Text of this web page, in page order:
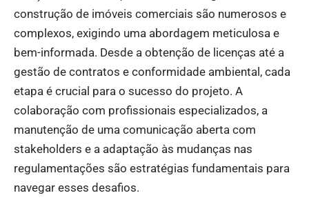
construção de imóveis comerciais são numerosos e
complexos, exigindo uma abordagem meticulosa e
bem-informada. Desde a obtenção de licenças até a
gestão de contratos e conformidade ambiental, cada
etapa é crucial para o sucesso do projeto. A
colaboração com profissionais especializados, a
manutenção de uma comunicação aberta com
stakeholders e a adaptação às mudanças nas
regulamentações são estratégias fundamentais para
navegar esses desafios.